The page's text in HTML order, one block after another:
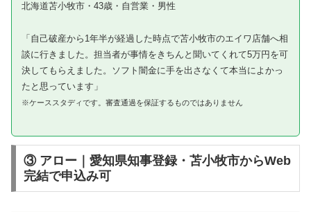
北海道苫小牧市・43歳・自営業・男性
「自己破産から1年半が経過した時点で苫小牧市のエイワ店舗へ相
談に行きました。担当者が事情をきちんと聞いてくれて5万円を可
決してもらえました。ソフト闇金に手を出さなくて本当によかっ
たと思っています」
※ケーススタディです。審査通過を保証するものではありません
③ アロー｜愛知県知事登録・苫小牧市からWeb
完結で申込み可